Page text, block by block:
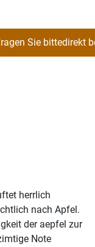
herrlich
nach Apfel.
der aepfel zur
Note